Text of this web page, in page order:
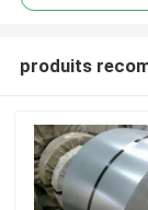
produits